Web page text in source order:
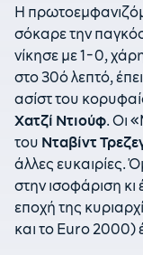
Η
σόκαρε την
νίκησε με 1-0,
στο 30ό λεπτό,
ασίστ του
Χατζί Ντιούφ. Οι
του Νταβίντ
άλλες ευκαιρίες.
στην ισοφάριση
εποχή της
και το Euro 2000)